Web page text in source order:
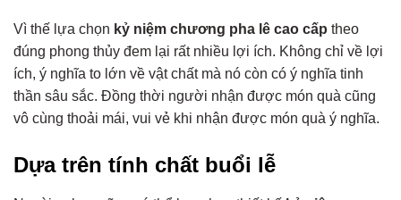
Vì thế lựa chọn kỷ niệm chương pha lê cao cấp theo
đúng phong thủy đem lại rất nhiều lợi ích. Không chỉ về lợi
ích, ý nghĩa to lớn về vật chất mà nó còn có ý nghĩa tinh
thần sâu sắc. Đồng thời người nhận được món quà cũng
vô cùng thoải mái, vui vẻ khi nhận được món quà ý nghĩa.
Dựa trên tính chất buổi lễ